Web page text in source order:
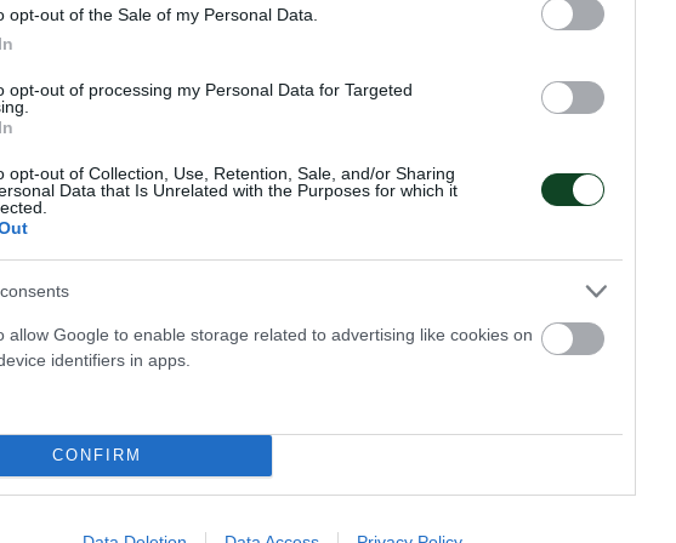
opt-out of the Sale of my Personal Data.
opt-out of processing my Personal Data for Targeted
opt-out of Collection, Use, Retention, Sale, and/or Sharing
Data that Is Unrelated with the Purposes for which it
allow Google to enable storage related to advertising like cookies on
identifiers in apps.
CONFIRM
Αλεξάκου 4 (4/15 επ., 60% υπ. – 30% άριστες), Ηλιοπούλου 1
5 (1/5 επ., 1 άσσος, 3 μπλοκ), Νικολογιάννη 2 (2/2
1 (1/2 επ.).
(Παναθηναϊκός Α.Ο.):
σε όλες τις οικογένειες των 57 θυμάτων στα Τέμπη.
εβδομάδα, αποκλειστήκαμε από το κύπελλο και είναι κάτι
Είχαμε όμως το σθένος να κοιτάξουμε μπροστά και είχαμε
Αν ξεκινούσε τώρα το πρωτάθλημα, θα ήταν ψηλότερα
Από εκεί και πέρα το μόνο που μας απομένει είναι να
το δυνατόν καλύτερα και να ετοιμαστούμε για τα πλέι οφ».